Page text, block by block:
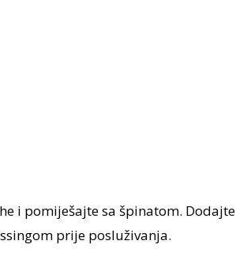
i pomiješajte sa špinatom. Dodajte
prije posluživanja.